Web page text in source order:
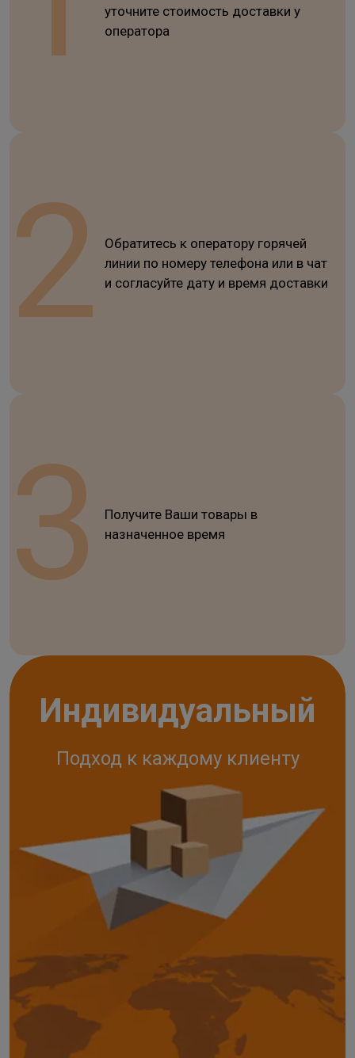
уточните стоимость доставки у
оператора
Обратитесь к оператору горячей
линии по номеру телефона или в чат
и согласуйте дату и время доставки
Получите Ваши товары в
назначенное время
Индивидуальный
Подход к каждому клиенту